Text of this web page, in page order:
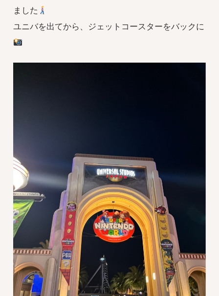
ました
ユニバを出てから、ジェットコースターをバックに